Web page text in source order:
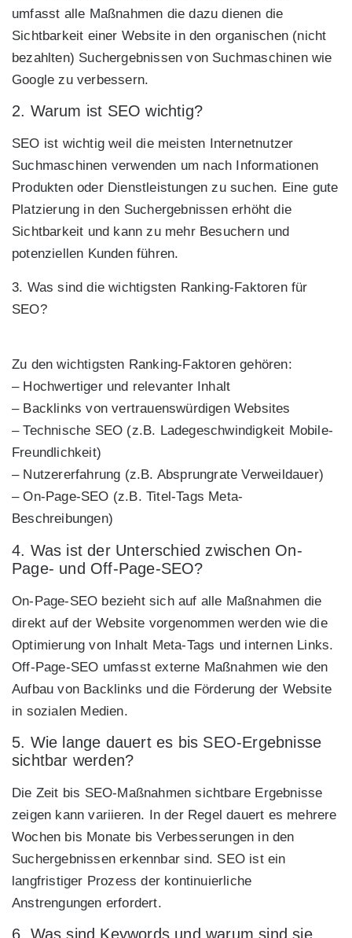
umfasst alle Maßnahmen die dazu dienen die
Sichtbarkeit einer Website in den organischen (nicht
bezahlten) Suchergebnissen von Suchmaschinen wie
Google zu verbessern.
2. Warum ist SEO wichtig?
SEO ist wichtig weil die meisten Internetnutzer
Suchmaschinen verwenden um nach Informationen
Produkten oder Dienstleistungen zu suchen. Eine gute
Platzierung in den Suchergebnissen erhöht die
Sichtbarkeit und kann zu mehr Besuchern und
potenziellen Kunden führen.
3. Was sind die wichtigsten Ranking-Faktoren für
SEO?
Zu den wichtigsten Ranking-Faktoren gehören:
– Hochwertiger und relevanter Inhalt
– Backlinks von vertrauenswürdigen Websites
– Technische SEO (z.B. Ladegeschwindigkeit Mobile-
Freundlichkeit)
– Nutzererfahrung (z.B. Absprungrate Verweildauer)
– On-Page-SEO (z.B. Titel-Tags Meta-
Beschreibungen)
4. Was ist der Unterschied zwischen On-
Page- und Off-Page-SEO?
On-Page-SEO bezieht sich auf alle Maßnahmen die
direkt auf der Website vorgenommen werden wie die
Optimierung von Inhalt Meta-Tags und internen Links.
Off-Page-SEO umfasst externe Maßnahmen wie den
Aufbau von Backlinks und die Förderung der Website
in sozialen Medien.
5. Wie lange dauert es bis SEO-Ergebnisse
sichtbar werden?
Die Zeit bis SEO-Maßnahmen sichtbare Ergebnisse
zeigen kann variieren. In der Regel dauert es mehrere
Wochen bis Monate bis Verbesserungen in den
Suchergebnissen erkennbar sind. SEO ist ein
langfristiger Prozess der kontinuierliche
Anstrengungen erfordert.
6. Was sind Keywords und warum sind sie